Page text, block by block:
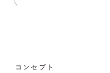
コンセプト